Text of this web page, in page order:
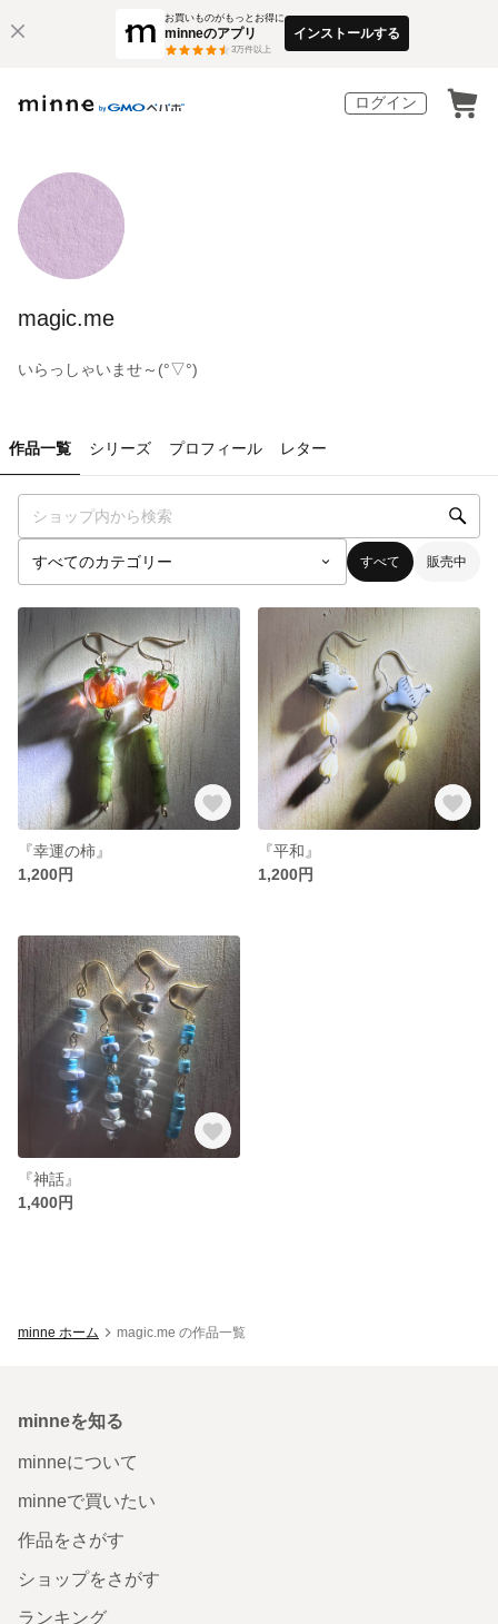
お買いものがもっとお得に
minneのアプリ
3万件以上
インストールする
ログイン
magic.me
いらっしゃいませ～(°▽°)
作品一覧 シリーズ プロフィール レター
すべて 販売中
『幸運の柿』
1,200円
『平和』
1,200円
『神話』
1,400円
minne ホーム magic.me の作品一覧
minneを知る
minneについて
minneで買いたい
作品をさがす
ショップをさがす
ランキング